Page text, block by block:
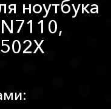
ноутбука